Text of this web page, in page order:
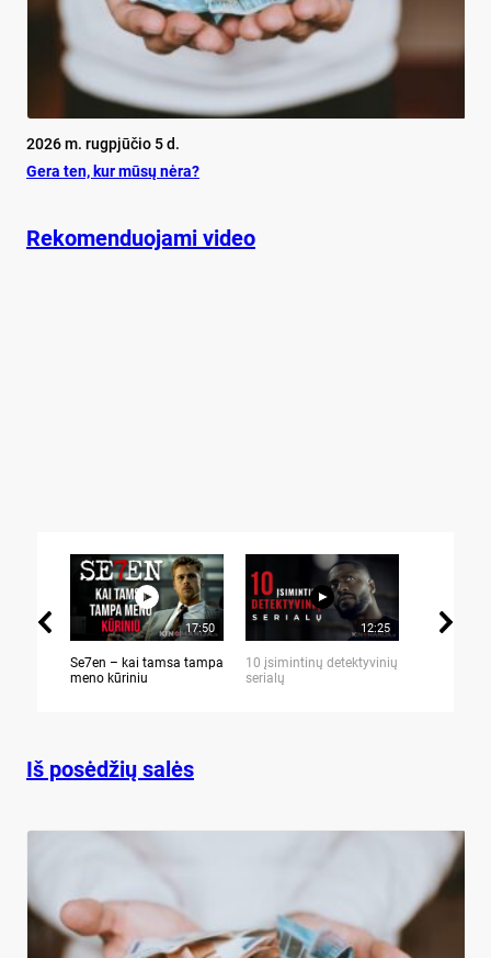
2026 m. rugpjūčio 5 d.
Ge­ra ten, kur mū­sų nė­ra?
Rekomenduojami video
17:50
Se7en – kai tamsa tampa
meno kūriniu
12:25
10 įsimintinų detektyvinių
serialų
Iš posėdžių salės